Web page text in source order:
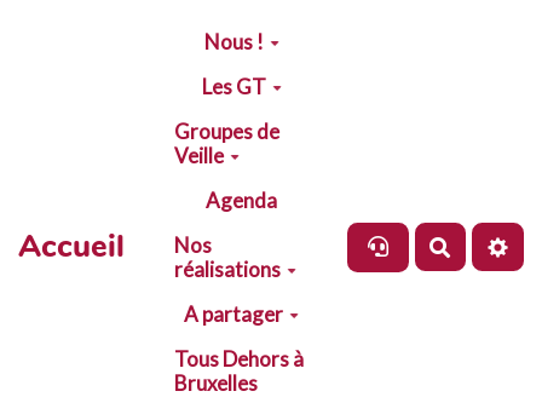
Aller au contenu principal
Accueil
Nous !
Les GT
Groupes de
Veille
Agenda
Nos
réalisations
A partager
Tous Dehors à
Bruxelles